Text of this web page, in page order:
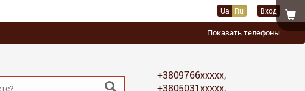
Ua Ru Вход
Показать телефоны
+3809766xxxxx,
+3805031xxxxx,